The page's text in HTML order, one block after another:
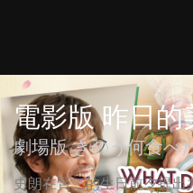
電影版 昨日的
劇場版 きのう何食べ
史朗在賢二的生日前夕提